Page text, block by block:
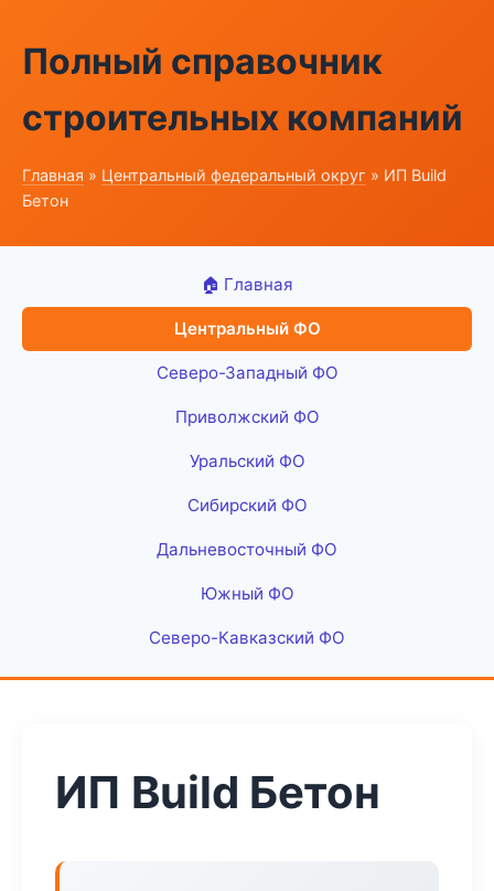
Полный справочник
строительных компаний
Главная » Центральный федеральный округ » ИП Build
Бетон
🏠 Главная
Центральный ФО
Северо-Западный ФО
Приволжский ФО
Уральский ФО
Сибирский ФО
Дальневосточный ФО
Южный ФО
Северо-Кавказский ФО
ИП Build Бетон